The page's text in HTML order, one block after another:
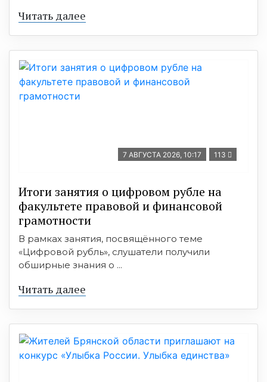
Читать далее
7 АВГУСТА 2026, 10:17 113
Итоги занятия о цифровом рубле на
факультете правовой и финансовой
грамотности
В рамках занятия, посвящённого теме
«Цифровой рубль», слушатели получили
обширные знания о ...
Читать далее